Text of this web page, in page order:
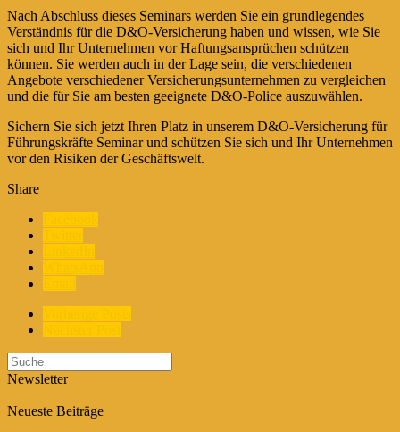
Nach Abschluss dieses Seminars werden Sie ein grundlegendes
Verständnis für die D&O-Versicherung haben und wissen, wie Sie
sich und Ihr Unternehmen vor Haftungsansprüchen schützen
können. Sie werden auch in der Lage sein, die verschiedenen
Angebote verschiedener Versicherungsunternehmen zu vergleichen
und die für Sie am besten geeignete D&O-Police auszuwählen.
Sichern Sie sich jetzt Ihren Platz in unserem D&O-Versicherung für
Führungskräfte Seminar und schützen Sie sich und Ihr Unternehmen
vor den Risiken der Geschäftswelt.
Share
Newsletter
Neueste Beiträge